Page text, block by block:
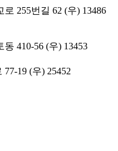
255번길 62 (우) 13486
410-56 (우) 13453
19 (우) 25452